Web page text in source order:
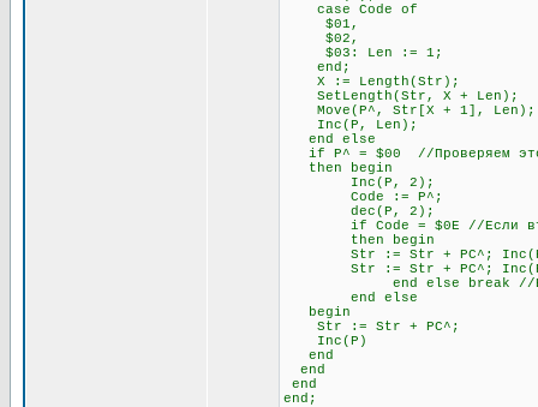
case Code of
$01,
$02,
$03: Len := 1;
end;
X := Length(Str);
SetLength(Str, X + Len);
Move(P^, Str[X + 1], Len);
Inc(P, Len);
end else
if P^ = $00 //Проверяем
then begin
Inc(P, 2);
Code := P^;
dec(P, 2);
if Code = $0E //Если второй
then begin
Str := Str + PC^;
Str := Str + PC^;
end else break //Если
end else
begin
Str := Str + PC^;
Inc(P)
end
end
end
end;